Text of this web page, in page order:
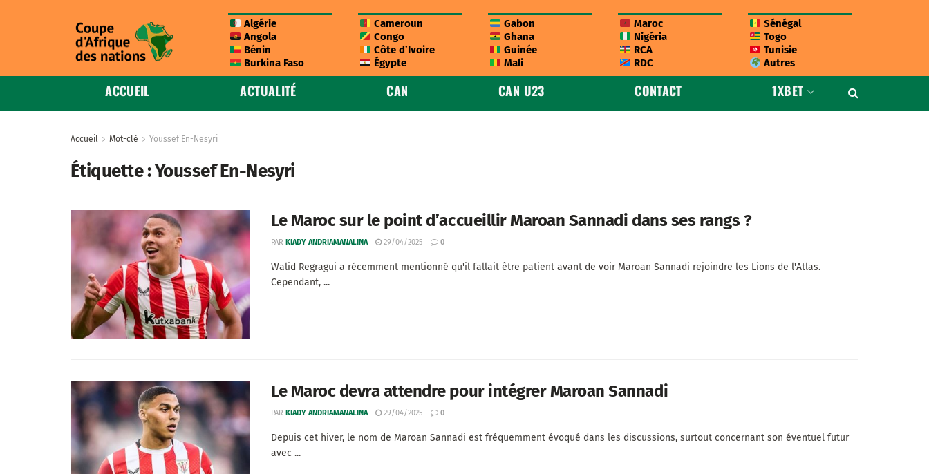
Algérie
Angola
Bénin
Burkina Faso
Cameroun
Congo
Côte d’Ivoire
Égypte
Gabon
Ghana
Guinée
Mali
Maroc
Nigéria
RCA
RDC
Sénégal
Togo
Tunisie
Autres
ACCUEIL ACTUALITÉ CAN CAN U23 CONTACT 1XBET
Accueil Mot-clé Youssef En-Nesyri
Étiquette :Youssef En-Nesyri
Le Maroc sur le point d’accueillir Maroan Sannadi dans ses rangs ?
PAR KIADY ANDRIAMANALINA 29/04/2025 0
Walid Regragui a récemment mentionné qu'il fallait être patient avant de voir Maroan Sannadi rejoindre les Lions de l'Atlas.
Cependant, ...
Le Maroc devra attendre pour intégrer Maroan Sannadi
PAR KIADY ANDRIAMANALINA 29/04/2025 0
Depuis cet hiver, le nom de Maroan Sannadi est fréquemment évoqué dans les discussions, surtout concernant son éventuel futur
avec ...